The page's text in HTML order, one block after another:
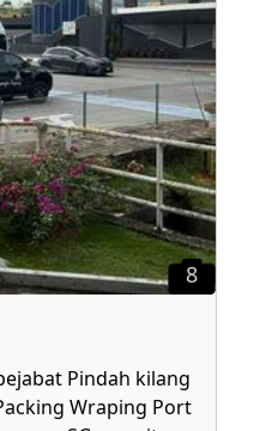
8
Pindah kilang
Wraping Port